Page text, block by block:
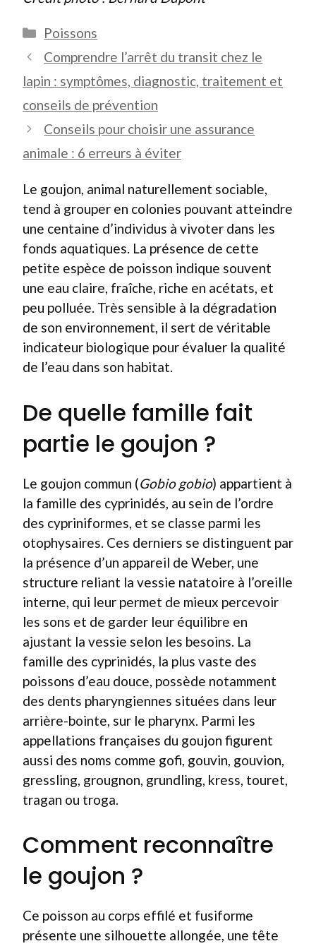
Catégories
Poissons
Comprendre l’arrêt du transit chez le
lapin : symptômes, diagnostic, traitement et
conseils de prévention
Conseils pour choisir une assurance
animale : 6 erreurs à éviter
Le goujon, animal naturellement sociable,
tend à grouper en colonies pouvant atteindre
une centaine d’individus à vivoter dans les
fonds aquatiques. La présence de cette
petite espèce de poisson indique souvent
une eau claire, fraîche, riche en acétats, et
peu polluée. Très sensible à la dégradation
de son environnement, il sert de véritable
indicateur biologique pour évaluer la qualité
de l’eau dans son habitat.
De quelle famille fait
partie le goujon ?
Le goujon commun (Gobio gobio) appartient à
la famille des cyprinidés, au sein de l’ordre
des cypriniformes, et se classe parmi les
otophysaires. Ces derniers se distinguent par
la présence d’un appareil de Weber, une
structure reliant la vessie natatoire à l’oreille
interne, qui leur permet de mieux percevoir
les sons et de garder leur équilibre en
ajustant la vessie selon les besoins. La
famille des cyprinidés, la plus vaste des
poissons d’eau douce, possède notamment
des dents pharyngiennes situées dans leur
arrière-bointe, sur le pharynx. Parmi les
appellations françaises du goujon figurent
aussi des noms comme gofi, gouvin, gouvion,
gressling, grougnon, grundling, kress, touret,
tragan ou troga.
Comment reconnaître
le goujon ?
Ce poisson au corps effilé et fusiforme
présente une silhouette allongée, une tête